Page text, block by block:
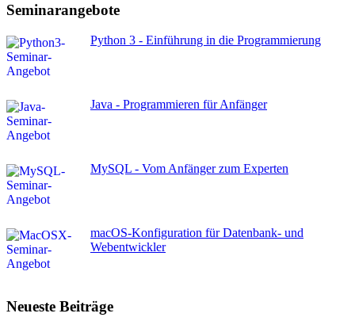
Seminarangebote
Python 3 - Einführung in die Programmierung
Java - Programmieren für Anfänger
MySQL - Vom Anfänger zum Experten
macOS-Konfiguration für Datenbank- und
Webentwickler
Neueste Beiträge